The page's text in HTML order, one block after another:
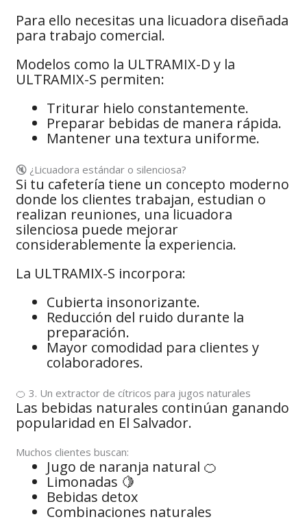
Para ello necesitas una licuadora diseñada
para trabajo comercial.
Modelos como la ULTRAMIX-D y la
ULTRAMIX-S permiten:
Triturar hielo constantemente.
Preparar bebidas de manera rápida.
Mantener una textura uniforme.
🔇 ¿Licuadora estándar o silenciosa?
Si tu cafetería tiene un concepto moderno
donde los clientes trabajan, estudian o
realizan reuniones, una licuadora
silenciosa puede mejorar
considerablemente la experiencia.
La ULTRAMIX-S incorpora:
Cubierta insonorizante.
Reducción del ruido durante la
preparación.
Mayor comodidad para clientes y
colaboradores.
🍊 3. Un extractor de cítricos para jugos naturales
Las bebidas naturales continúan ganando
popularidad en El Salvador.
Muchos clientes buscan:
Jugo de naranja natural 🍊
Limonadas 🍋
Bebidas detox
Combinaciones naturales